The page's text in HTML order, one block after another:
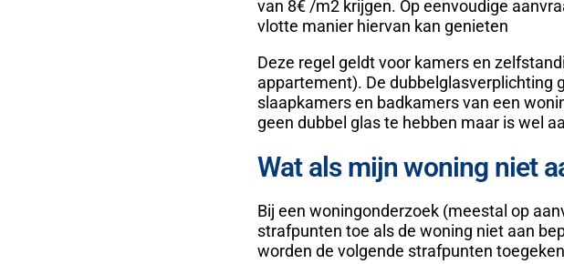
van 8€ /m2 krijgen. Op eenvoudige
vlotte manier hiervan kan genieten
Deze regel geldt voor kamers en
appartement). De dubbelglasverplichting
slaapkamers en badkamers van een
geen dubbel glas te hebben maar is wel
Wat als mijn woning niet
Bij een woningonderzoek (meestal op
strafpunten toe als de woning niet aan
worden de volgende strafpunten